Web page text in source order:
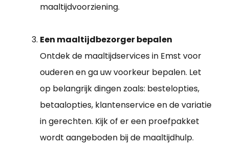
maaltijdvoorziening.
Een maaltijdbezorger bepalen
Ontdek de maaltijdservices in Emst voor
ouderen en ga uw voorkeur bepalen. Let
op belangrijk dingen zoals: bestelopties,
betaalopties, klantenservice en de variatie
in gerechten. Kijk of er een proefpakket
wordt aangeboden bij de maaltijdhulp.